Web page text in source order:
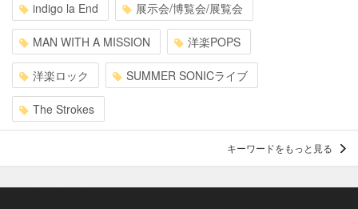
indigo la End 展示会/博覧会/展覧会
MAN WITH A MISSION 洋楽POPS
洋楽ロック SUMMER SONICライブ
The Strokes
キーワードをもっと見る